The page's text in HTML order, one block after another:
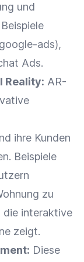
und
ads),
Ads.
Reality: AR-
ihre Kunden
Beispiele
zu
die interaktive
zeigt.
: Diese